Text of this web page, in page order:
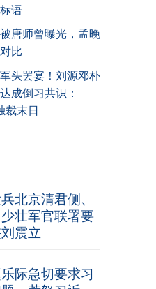
语
唐师曾曝光，孟晚
比
头罢宴！刘源邓朴
成倒习共识：
裁末日
北京清君侧、
壮军官联署要
震立
际急切要求习